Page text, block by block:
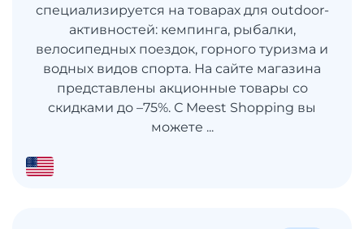
специализируется на товарах для outdoor-
активностей: кемпинга, рыбалки,
велосипедных поездок, горного туризма и
водных видов спорта. На сайте магазина
представлены акционные товары со
скидками до –75%. С Meest Shopping вы
можете ...